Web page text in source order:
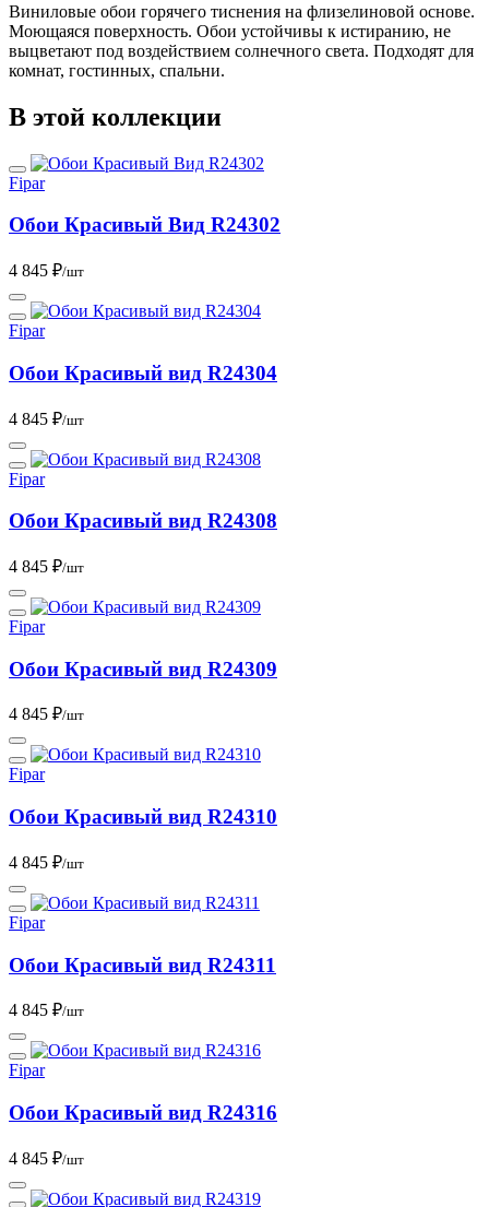
Виниловые обои горячего тиснения на флизелиновой основе.
Моющаяся поверхность. Обои устойчивы к истиранию, не
выцветают под воздействием солнечного света. Подходят для
комнат, гостинных, спальни.
В этой коллекции
Fipar
Обои Красивый Вид R24302
4 845 ₽/шт
Fipar
Обои Красивый вид R24304
4 845 ₽/шт
Fipar
Обои Красивый вид R24308
4 845 ₽/шт
Fipar
Обои Красивый вид R24309
4 845 ₽/шт
Fipar
Обои Красивый вид R24310
4 845 ₽/шт
Fipar
Обои Красивый вид R24311
4 845 ₽/шт
Fipar
Обои Красивый вид R24316
4 845 ₽/шт